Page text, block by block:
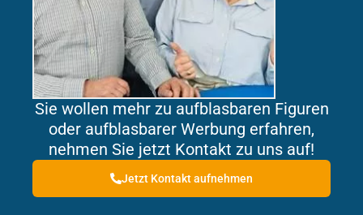
Sie wollen mehr zu aufblasbaren Figuren
oder aufblasbarer Werbung erfahren,
nehmen Sie jetzt Kontakt zu uns auf!
Jetzt Kontakt aufnehmen